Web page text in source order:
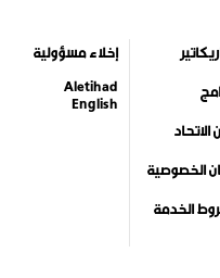
الاتحاد
الخصوصية
الخدمة
إخلاء مسؤولية
Aletihad
English